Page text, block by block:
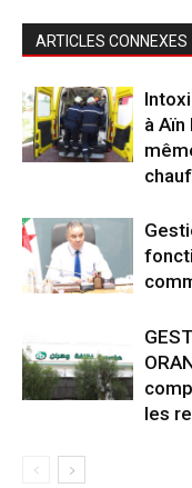
ARTICLES CONNEXES
à Aïn
les